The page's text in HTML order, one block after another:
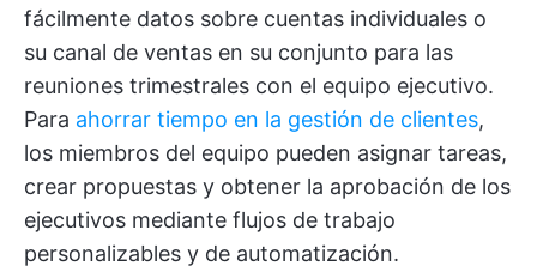
fácilmente datos sobre cuentas individuales o
su canal de ventas en su conjunto para las
reuniones trimestrales con el equipo ejecutivo.
Para ahorrar tiempo en la gestión de clientes,
los miembros del equipo pueden asignar tareas,
crear propuestas y obtener la aprobación de los
ejecutivos mediante flujos de trabajo
personalizables y de automatización.